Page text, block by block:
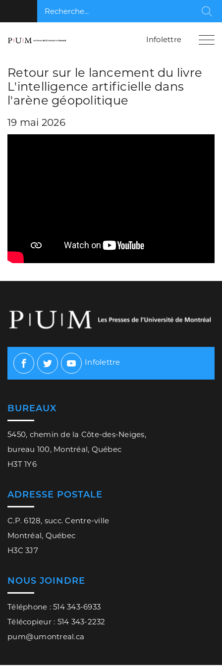
Recherche...
Infolettre
Retour sur le lancement du livre
L'intelligence artificielle dans
l'arène géopolitique
19 mai 2026
Facebook
TwitterYoutube
Infolettre
BUREAUX
5450, chemin de la Côte-des-Neiges,
bureau 100, Montréal, Québec
H3T 1Y6
ADRESSE POSTALE
C.P. 6128, succ. Centre-ville
Montréal, Québec
H3C 3J7
NOUS JOINDRE
Téléphone : 514 343-6933
Télécopieur : 514 343-2232
pum@umontreal.ca